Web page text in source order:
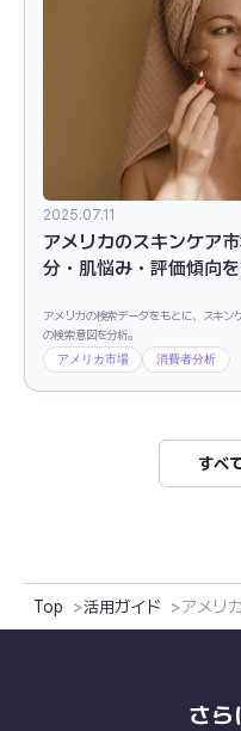
2025.07.11
アメリカのスキンケア
分・肌悩み・評価傾向
アメリカの検索データをもとに、スキ
の検索意図を分析。
アメリカ市場 消費者分析
すべ
Top 活用ガイド
さら